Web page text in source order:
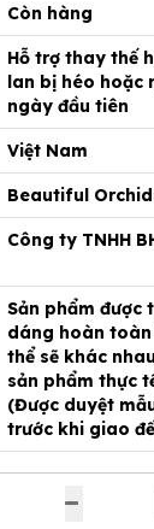
Còn hàng
Hỗ trợ thay thế
lan bị héo hoặc
ngày đầu tiên
Việt Nam
Beautiful
Công ty TNHH
Sản phẩm được
dáng hoàn
thể sẽ khác
sản phẩm thực
(Được duyệt
trước khi giao